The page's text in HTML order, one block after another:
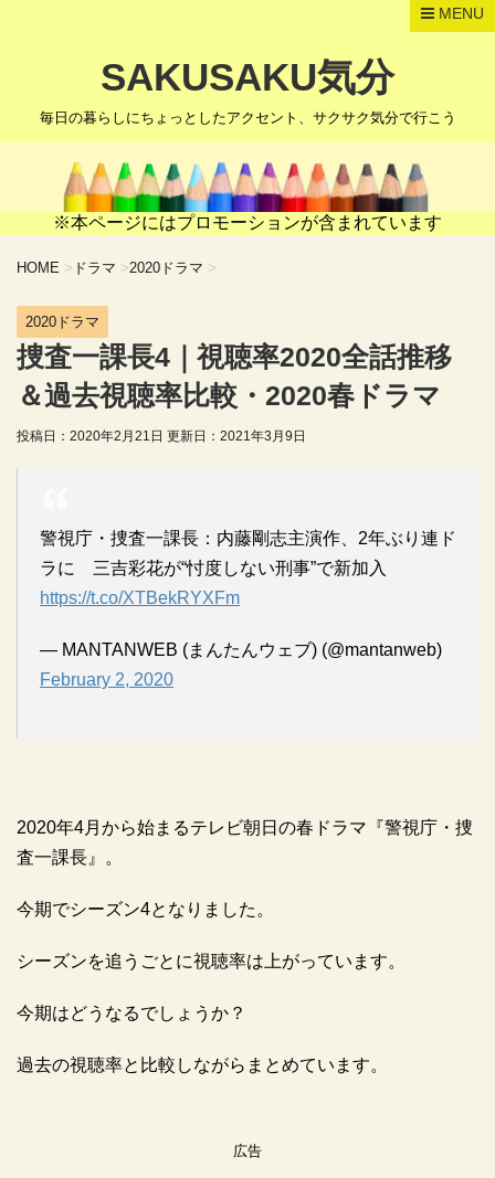
MENU
SAKUSAKU気分
毎日の暮らしにちょっとしたアクセント、サクサク気分で行こう
※本ページにはプロモーションが含まれています
HOME > ドラマ >2020ドラマ >
2020ドラマ
捜査一課長4｜視聴率2020全話推移
＆過去視聴率比較・2020春ドラマ
投稿日：2020年2月21日 更新日： 2021年3月9日
警視庁・捜査一課長：内藤剛志主演作、2年ぶり連ド
ラに 三吉彩花が“忖度しない刑事”で新加入
https://t.co/XTBekRYXFm
— MANTANWEB (まんたんウェブ) (@mantanweb)
February 2, 2020
2020年4月から始まるテレビ朝日の春ドラマ『警視庁・捜
査一課長』。
今期でシーズン4となりました。
シーズンを追うごとに視聴率は上がっています。
今期はどうなるでしょうか？
過去の視聴率と比較しながらまとめています。
広告